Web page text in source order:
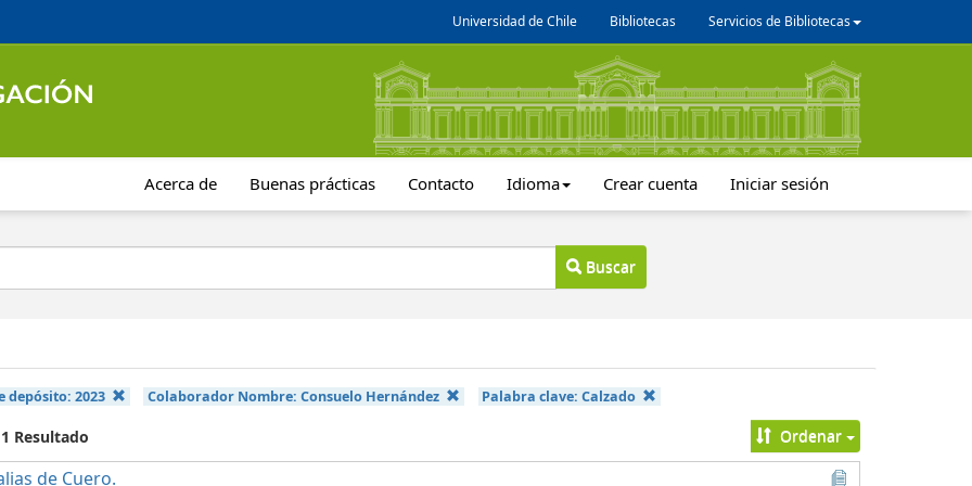
Universidad de Chile Bibliotecas Servicios de Bibliotecas
Acerca de Buenas prácticas Contacto Idioma Crear cuenta Iniciar sesión
Buscar
depósito: 2023 Colaborador Nombre:Consuelo Hernández Palabra clave:Calzado
Resultado Ordenar
de Cuero.